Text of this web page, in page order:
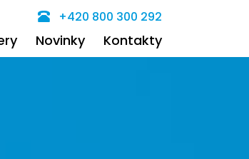
Novinky Kontakty
+420 800 300 292